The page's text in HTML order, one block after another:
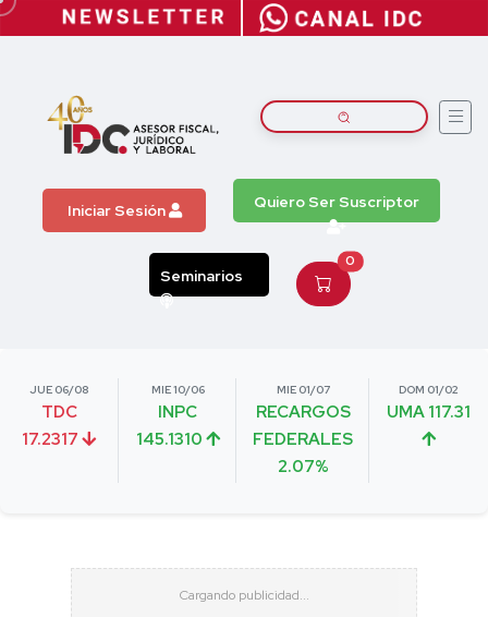
Iniciar Sesión Quiero Ser Suscriptor
Seminarios
0
JUE 06/08
TDC
17.2317
MIE 10/06
INPC
145.1310
MIE 01/07
RECARGOS
FEDERALES
2.07%
DOM 01/02
UMA 117.31